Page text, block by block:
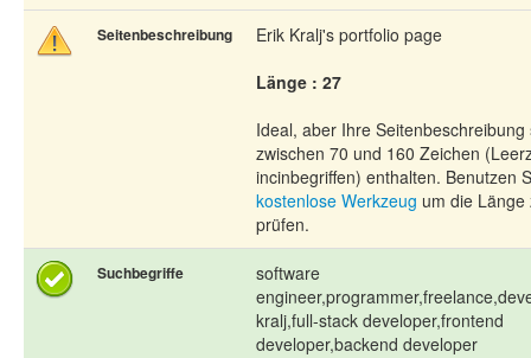
Seitenbeschreibung
Erik Kralj's portfolio page
Länge : 27
Ideal, aber Ihre Seitenbeschreibung
zwischen 70 und 160 Zeichen
incinbegriffen) enthalten. Benutzen
kostenlose Werkzeug um die Länge
prüfen.
Suchbegriffe
software
kralj,full-stack developer,frontend
developer,backend developer